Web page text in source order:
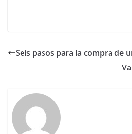
Seis pasos para la compra de